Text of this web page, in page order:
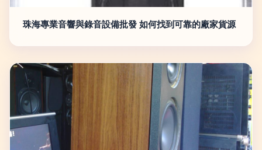
珠海專業音響與錄音設備批發 如何找到可靠的廠家貨源